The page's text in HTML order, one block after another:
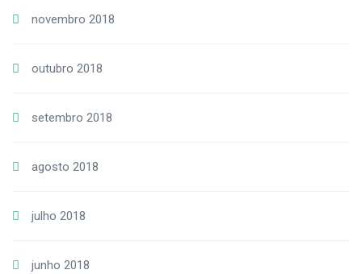
novembro 2018
outubro 2018
setembro 2018
agosto 2018
julho 2018
junho 2018